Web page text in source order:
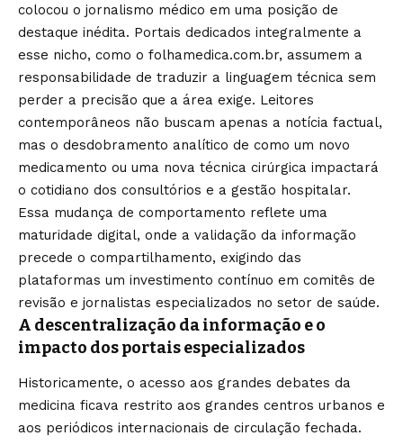
colocou o jornalismo médico em uma posição de
destaque inédita. Portais dedicados integralmente a
esse nicho, como o folhamedica.com.br, assumem a
responsabilidade de traduzir a linguagem técnica sem
perder a precisão que a área exige. Leitores
contemporâneos não buscam apenas a notícia factual,
mas o desdobramento analítico de como um novo
medicamento ou uma nova técnica cirúrgica impactará
o cotidiano dos consultórios e a gestão hospitalar.
Essa mudança de comportamento reflete uma
maturidade digital, onde a validação da informação
precede o compartilhamento, exigindo das
plataformas um investimento contínuo em comitês de
revisão e jornalistas especializados no setor de saúde.
A descentralização da informação e o
impacto dos portais especializados
Historicamente, o acesso aos grandes debates da
medicina ficava restrito aos grandes centros urbanos e
aos periódicos internacionais de circulação fechada.